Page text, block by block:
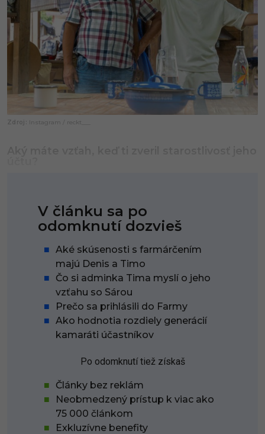
Instagram / reckt___
V článku sa po
odomknutí dozvieš
Aké skúsenosti s farmárčením
majú Denis a Timo
Čo si adminka Tima myslí o jeho
vzťahu so Sárou
Prečo sa prihlásili do Farmy
Ako hodnotia rozdiely generácií
kamaráti účastníkov
Po odomknutí tiež získaš
Články bez reklám
Neobmedzený prístup k viac ako
75 000 článkom
Exkluzívne benefity